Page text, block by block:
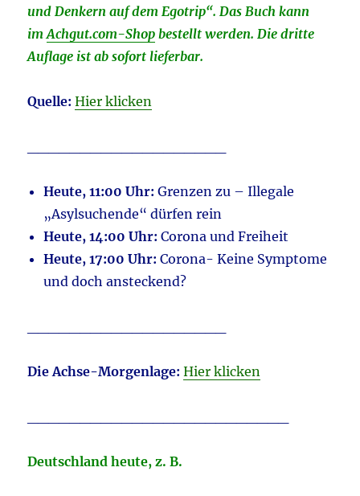
und Denkern auf dem Egotrip“. Das Buch kann
imAchgut.com-Shop bestellt werden. Die dritte
Auflage ist ab sofort lieferbar.
Quelle: Hier klicken
Heute, 11:00 Uhr: Grenzen zu – Illegale
„Asylsuchende“ dürfen rein
Heute, 14:00 Uhr: Corona und Freiheit
Heute, 17:00 Uhr: Corona- Keine Symptome
und doch ansteckend?
Die Achse-Morgenlage:Hier klicken
Deutschland heute, z. B.